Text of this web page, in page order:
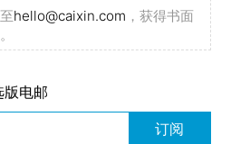
hello@caixin.com ，获得书面
版电邮
订阅